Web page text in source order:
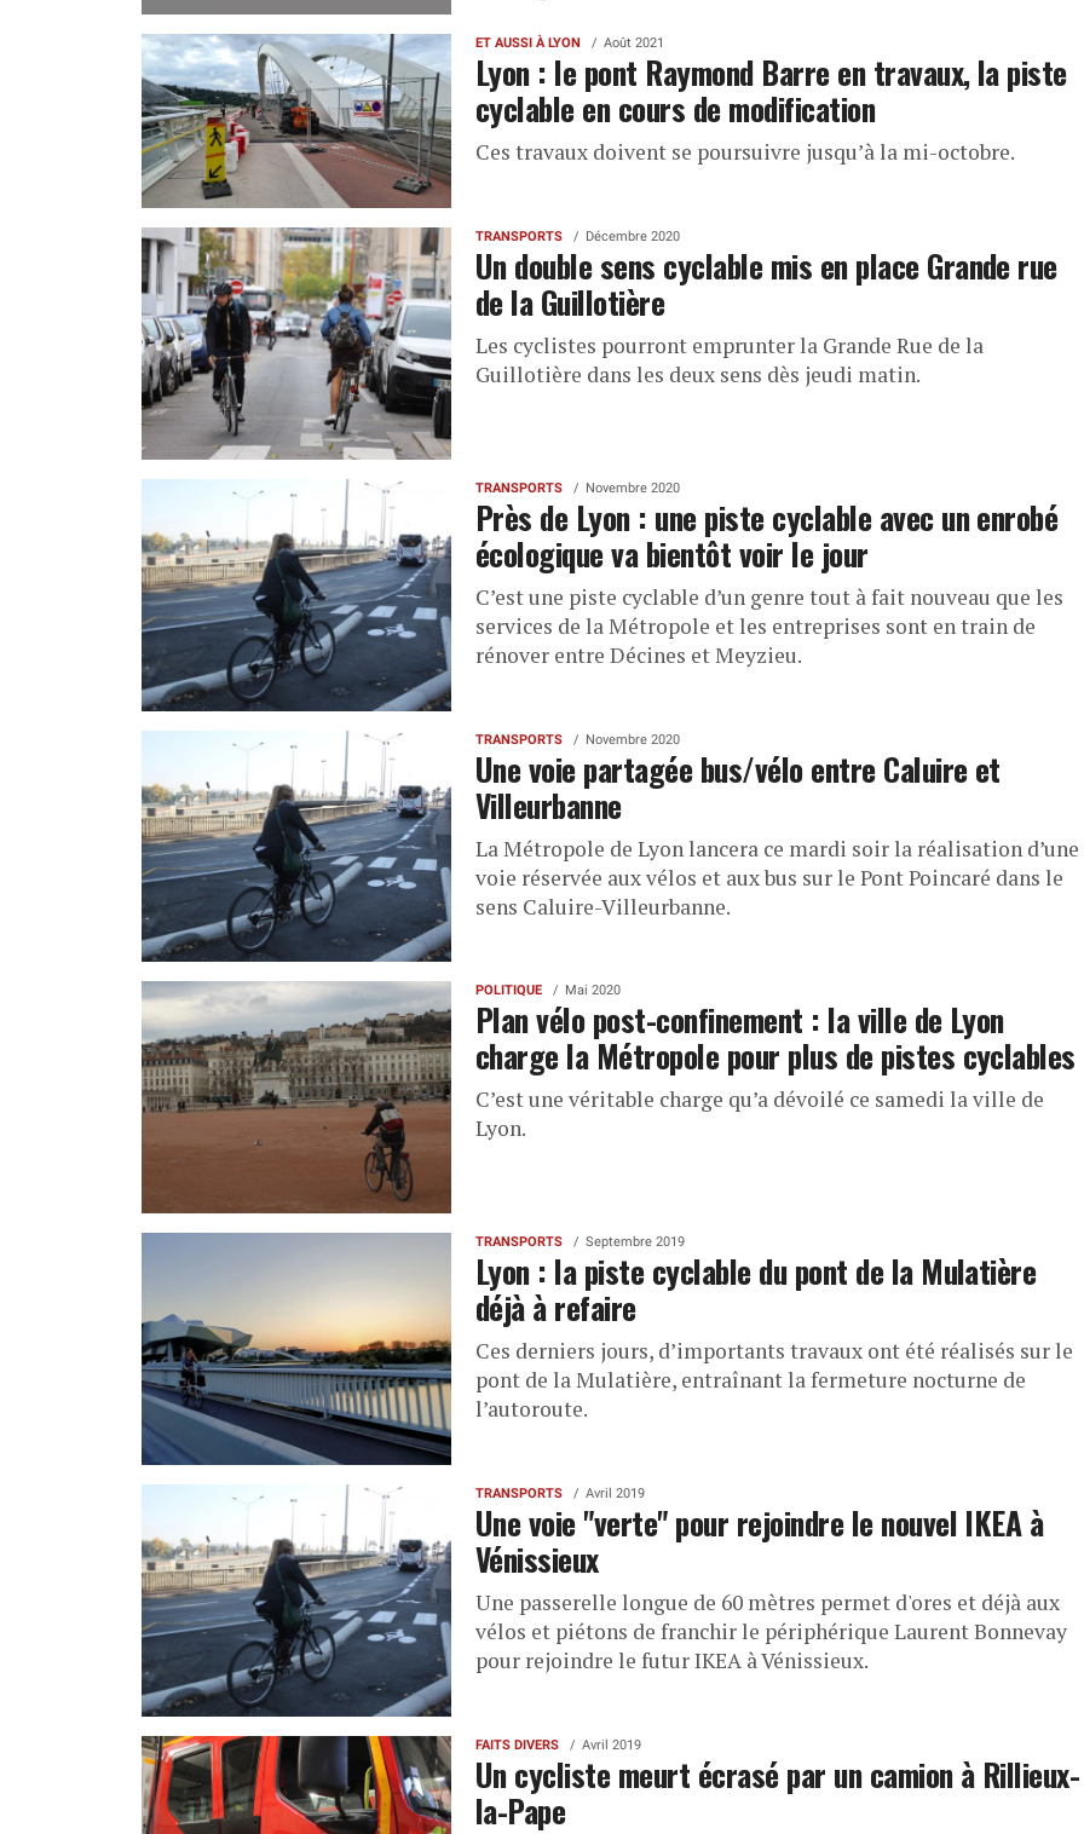
ET AUSSI À LYON Août 2021
Lyon : le pont Raymond Barre en travaux, la piste
cyclable en cours de modification
Ces travaux doivent se poursuivre jusqu’à la mi-octobre.
TRANSPORTS Décembre 2020
Un double sens cyclable mis en place Grande rue
de la Guillotière
Les cyclistes pourront emprunter la Grande Rue de la
Guillotière dans les deux sens dès jeudi matin.
TRANSPORTS Novembre 2020
Près de Lyon : une piste cyclable avec un enrobé
écologique va bientôt voir le jour
C’est une piste cyclable d’un genre tout à fait nouveau que les
services de la Métropole et les entreprises sont en train de
rénover entre Décines et Meyzieu.
TRANSPORTS Novembre 2020
Une voie partagée bus/vélo entre Caluire et
Villeurbanne
La Métropole de Lyon lancera ce mardi soir la réalisation d’une
voie réservée aux vélos et aux bus sur le Pont Poincaré dans le
sens Caluire-Villeurbanne.
POLITIQUE Mai 2020
Plan vélo post-confinement : la ville de Lyon
charge la Métropole pour plus de pistes cyclables
C’est une véritable charge qu’a dévoilé ce samedi la ville de
Lyon.
TRANSPORTS Septembre 2019
Lyon : la piste cyclable du pont de la Mulatière
déjà à refaire
Ces derniers jours, d’importants travaux ont été réalisés sur le
pont de la Mulatière, entraînant la fermeture nocturne de
l’autoroute.
TRANSPORTS Avril 2019
Une voie "verte" pour rejoindre le nouvel IKEA à
Vénissieux
Une passerelle longue de 60 mètres permet d'ores et déjà aux
vélos et piétons de franchir le périphérique Laurent Bonnevay
pour rejoindre le futur IKEA à Vénissieux.
FAITS DIVERS Avril 2019
Un cycliste meurt écrasé par un camion à Rillieux-
la-Pape